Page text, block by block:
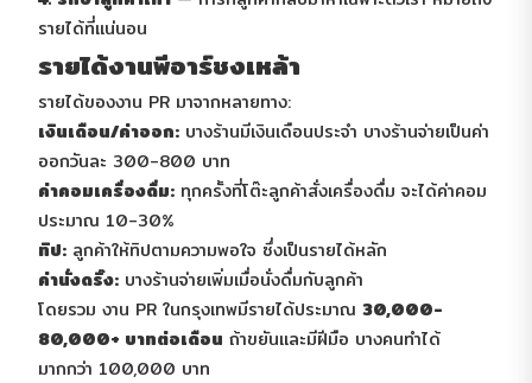
รายได้ที่แน่นอน
รายได้งานพีอาร์ชงเหล้า
รายได้ของงาน PR มาจากหลายทาง:
เงินเดือน/ค่าออก: บางร้านมีเงินเดือนประจำ บางร้านจ่ายเป็นค่า
ออกวันละ 300-800 บาท
ค่าคอมเครื่องดื่ม: ทุกครั้งที่โต๊ะลูกค้าสั่งเครื่องดื่ม จะได้ค่าคอม
ประมาณ 10-30%
ทิป: ลูกค้าให้ทิปตามความพอใจ ซึ่งเป็นรายได้หลัก
ค่านั่งดริ๊ง: บางร้านจ่ายเพิ่มเมื่อนั่งดื่มกับลูกค้า
โดยรวม งาน PR ในกรุงเทพมีรายได้ประมาณ 30,000-
80,000+ บาทต่อเดือน ถ้าขยันและมีฝีมือ บางคนทำได้
มากกว่า 100,000 บาท